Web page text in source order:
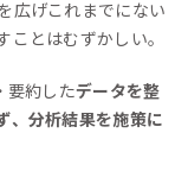
広げこれまでにない
ことはむずかしい。
要約したデータを整
、分析結果を施策に